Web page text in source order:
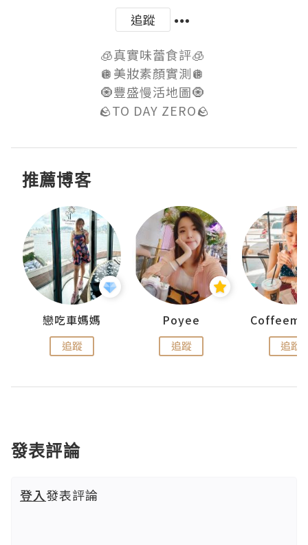
追蹤
🧊真實味蕾食評🧊
🪩美妝素顏實測🪩
🧿豐盛慢活地圖🧿
🪨TO DAY ZERO🪨
推薦博客
戀吃車媽媽
追蹤
Poyee
追蹤 追蹤
發表評論
登入發表評論